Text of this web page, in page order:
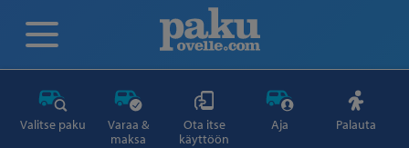
Valitse paku
Varaa &
maksa
Ota itse
käyttöön
Aja Palauta